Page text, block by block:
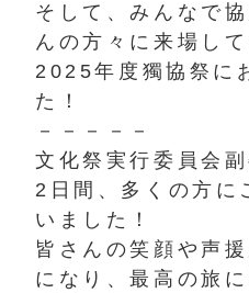
そして、みんなで
んの方々に来場し
2025年度獨協祭に
た！
－－－－－
文化祭実行委員会
2日間、多くの方に
いました！
皆さんの笑顔や声
になり、最高の旅に